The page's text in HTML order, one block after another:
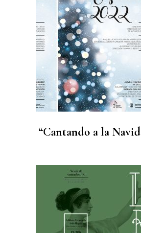
“Cantando a la